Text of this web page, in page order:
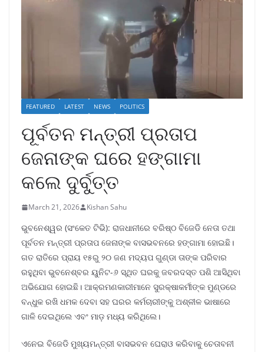
FEATURED LATEST NEWS POLITICS
ପୂର୍ବତନ ମନ୍ତ୍ରୀ ପ୍ରତାପ
ଜେନାଙ୍କ ଘରେ ହଙ୍ଗାମା
କଲେ ଦୁର୍ବୁତ୍ତ
March 21, 2026 Kishan Sahu
ଭୁବନେଶ୍ୱର (ସଂକେତ ଟିଭି): ରାଜଧାନୀରେ ବରିଷ୍ଠ ବିଜେଡି ନେତା ତଥା
ପୂର୍ବତନ ମନ୍ତ୍ରୀ ପ୍ରତାପ ଜେନାଙ୍କ ବାସଭବନରେ ହଙ୍ଗାମା ହୋଇଛି।
ଗତ ରାତିରେ ପ୍ରାୟ ୧୫ରୁ ୨୦ ଜଣ ମଦ୍ୟପ ଗୁଣ୍ଡା ତାଙ୍କ ପରିବାର
ରହୁଥିବା ଭୁବନେଶ୍ବର ୟୁନିଟ-୬ ସ୍ଥିତ ଘରକୁ ଜବରଦସ୍ତ ପଶି ଆସିଥିବା
ଅଭିଯୋଗ ହୋଇଛି। ଆକ୍ରମଣକାରୀମାନେ ସୁରକ୍ଷାକର୍ମୀଙ୍କ ମୁଣ୍ଡରେ
ବନ୍ଧୁକ ରଖି ଧମକ ଦେବା ସହ ଘରର କର୍ମଚାରୀଙ୍କୁ ଅଶ୍ଳୀଳ ଭାଷାରେ
ଗାଳି ଦେଇଥିଲେ ଏବଂ ମାଡ଼ ମଧ୍ୟ କରିଥିଲେ।
ଏନେଇ ବିଜେଡି ମୁଖ୍ୟମନ୍ତ୍ରୀ ବାସଭବନ ଘେରାଓ କରିବାକୁ ଚେତାବନୀ